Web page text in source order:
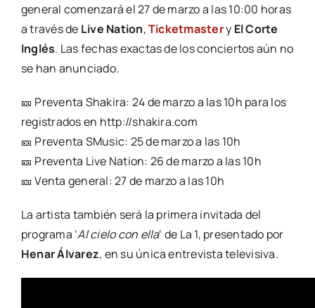
general comenzará el 27 de marzo a las 10:00 horas
a través de Live Nation,Ticketmastery El Corte
Inglés. Las fechas exactas de los conciertos aún no
se han anunciado.
🎫 Preventa Shakira: 24 de marzo a las 10h para los
registrados en http://shakira.com
🎫 Preventa SMusic: 25 de marzo a las 10h
🎫 Preventa Live Nation: 26 de marzo a las 10h
🎫 Venta general: 27 de marzo a las 10h
La artista también será la primera invitada del
programa ‘Al cielo con ella‘ de La 1, presentado por
Henar Álvarez, en su única entrevista televisiva.